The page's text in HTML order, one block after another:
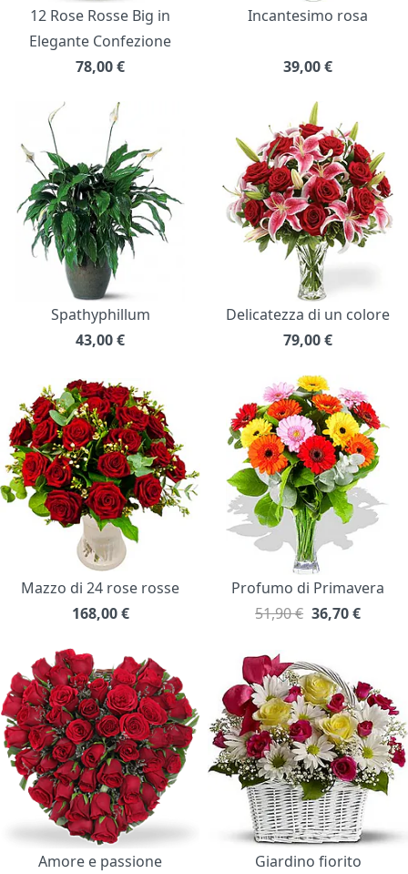
12 Rose Rosse Big in
Elegante Confezione
78,00€
Incantesimo rosa
39,00€
Spathyphillum
43,00€
Delicatezza di un colore
79,00€
Mazzo di 24 rose rosse
168,00 €
Profumo di Primavera
51,90 € 36,70€
Amore e passione
Giardino fiorito